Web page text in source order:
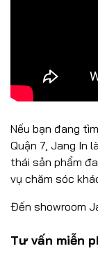
Nếu bạn đang
Quận 7, Jang In
thái sản phẩm
vụ chăm sóc
Đến showroom
Tư vấn miễn